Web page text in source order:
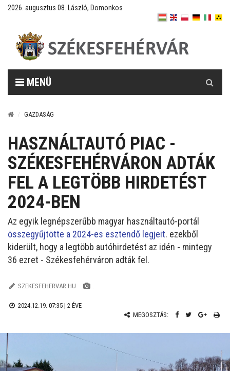
2026. augusztus 08. László, Domonkos
MENÜ
GAZDASÁG
HASZNÁLTAUTÓ PIAC -
SZÉKESFEHÉRVÁRON ADTÁK
FEL A LEGTÖBB HIRDETÉST
2024-BEN
Az egyik legnépszerűbb magyar használtautó-portál
összegyűjtötte a 2024-es esztendő legjeit. ezekből
kiderült, hogy a legtöbb autóhirdetést az idén - mintegy
36 ezret - Székesfehérváron adták fel.
SZEKESFEHERVAR.HU .
2024.12.19. 07:35 | 2 ÉVE
MEGOSZTÁS: